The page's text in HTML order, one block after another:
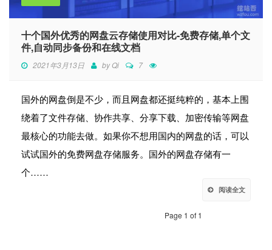
十个国外优秀的网盘云存储使用对比-免费存储,单个文
件,自动同步备份和在线文档
2021年3月13日 byQi 7
国外的网盘倒是不少，而且网盘都还挺纯粹的，基本上围
绕着了文件存储、协作共享、分享下载、加密传输等网盘
最核心的功能去做。如果你不想用国内的网盘的话，可以
试试国外的免费网盘存储服务。国外的网盘存储有一
个……
阅读全文
Page 1 of 1